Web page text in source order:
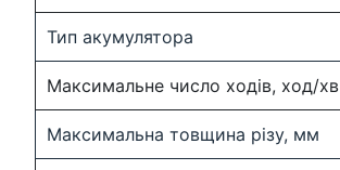
Тип акумулятора
Максимальне число ходів, ход/хв
Максимальна товщина різу, мм